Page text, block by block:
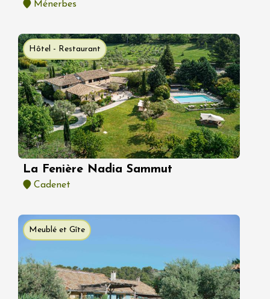
Ménerbes
Hôtel - Restaurant
La Fenière Nadia Sammut
Cadenet
Meublé et Gîte